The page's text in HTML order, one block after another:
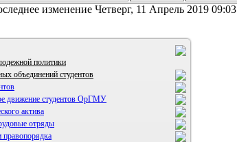
изменение Четверг, 11 Апрель 2019 09:03
политики
объединений студентов
движение студентов ОрГМУ
актива
отряды